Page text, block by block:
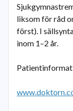
liksom för råd
först). I
inom 1–2 år.